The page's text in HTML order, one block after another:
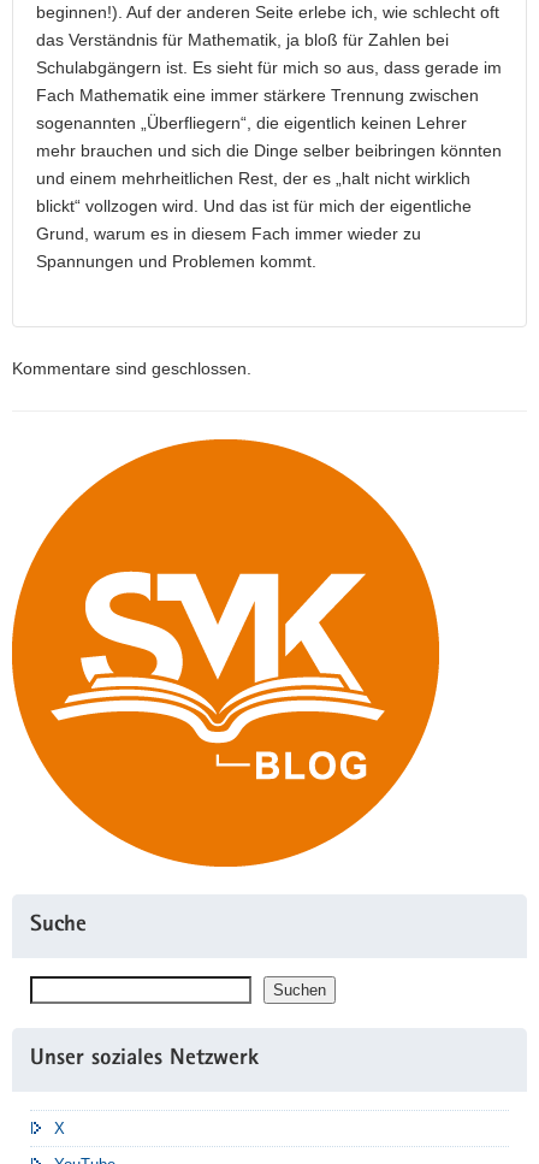
beginnen!). Auf der anderen Seite erlebe ich, wie schlecht oft
das Verständnis für Mathematik, ja bloß für Zahlen bei
Schulabgängern ist. Es sieht für mich so aus, dass gerade im
Fach Mathematik eine immer stärkere Trennung zwischen
sogenannten „Überfliegern“, die eigentlich keinen Lehrer
mehr brauchen und sich die Dinge selber beibringen könnten
und einem mehrheitlichen Rest, der es „halt nicht wirklich
blickt“ vollzogen wird. Und das ist für mich der eigentliche
Grund, warum es in diesem Fach immer wieder zu
Spannungen und Problemen kommt.
Kommentare sind geschlossen.
Suche
Suchen
Unser soziales Netzwerk
X